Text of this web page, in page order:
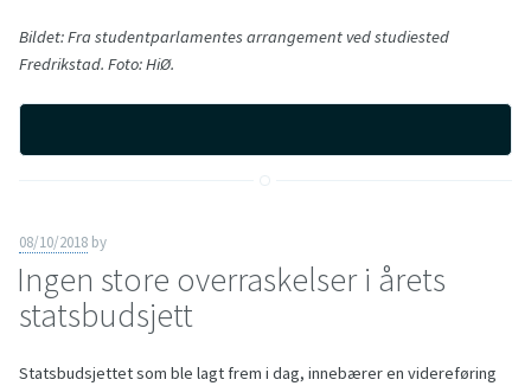
Bildet: Fra studentparlamentes arrangement ved studiested
Fredrikstad. Foto: HiØ.
08/10/2018 by
Ingen store overraskelser i årets
statsbudsjett
Statsbudsjettet som ble lagt frem i dag, innebærer en videreføring